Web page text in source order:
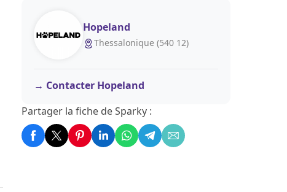
Hopeland
Thessalonique (540 12)
Contacter Hopeland
Partager la fiche de Sparky :